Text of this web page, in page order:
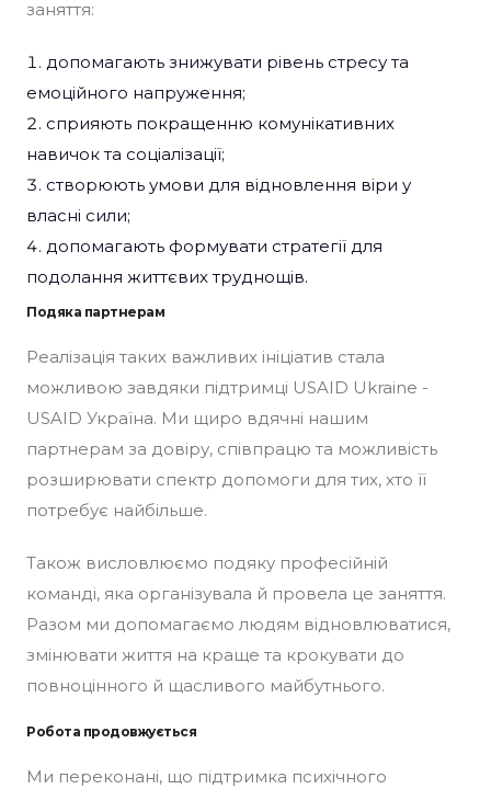
заняття:
допомагають знижувати рівень стресу та
емоційного напруження;
сприяють покращенню комунікативних
навичок та соціалізації;
створюють умови для відновлення віри у
власні сили;
допомагають формувати стратегії для
подолання життєвих труднощів.
Подяка партнерам
Реалізація таких важливих ініціатив стала
можливою завдяки підтримці USAID Ukraine -
USAID Україна. Ми щиро вдячні нашим
партнерам за довіру, співпрацю та можливість
розширювати спектр допомоги для тих, хто її
потребує найбільше.
Також висловлюємо подяку професійній
команді, яка організувала й провела це заняття.
Разом ми допомагаємо людям відновлюватися,
змінювати життя на краще та крокувати до
повноцінного й щасливого майбутнього.
Робота продовжується
Ми переконані, що підтримка психічного